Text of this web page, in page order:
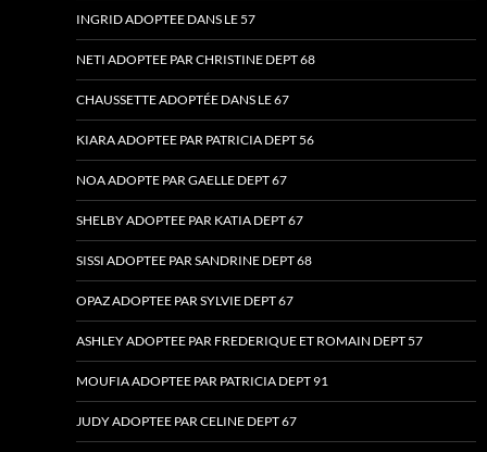
INGRID ADOPTEE DANS LE 57
NETI ADOPTEE PAR CHRISTINE DEPT 68
CHAUSSETTE ADOPTÉE DANS LE 67
KIARA ADOPTEE PAR PATRICIA DEPT 56
NOA ADOPTE PAR GAELLE DEPT 67
SHELBY ADOPTEE PAR KATIA DEPT 67
SISSI ADOPTEE PAR SANDRINE DEPT 68
OPAZ ADOPTEE PAR SYLVIE DEPT 67
ASHLEY ADOPTEE PAR FREDERIQUE ET ROMAIN DEPT 57
MOUFIA ADOPTEE PAR PATRICIA DEPT 91
JUDY ADOPTEE PAR CELINE DEPT 67